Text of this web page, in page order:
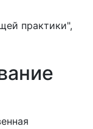
практики",